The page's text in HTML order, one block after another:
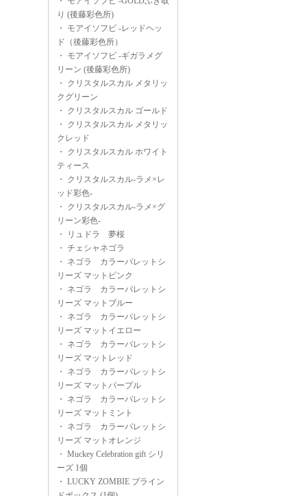
り (後藤彩色所)
・ モアイソフビ -レッドヘッ
ド（後藤彩色所）
・ モアイソフビ -ギガラメグ
リーン (後藤彩色所)
・ クリスタルスカル メタリッ
クグリーン
・ クリスタルスカル ゴールド
・ クリスタルスカル メタリッ
クレッド
・ クリスタルスカル ホワイト
ティース
・ クリスタルスカル-ラメ×レ
ッド彩色-
・ クリスタルスカル-ラメ×グ
リーン彩色-
・
リュドラ 夢桜
・ チェシャネゴラ
・ ネゴラ カラーパレットシ
リーズ マットピンク
・ ネゴラ カラーパレットシ
リーズ マットブルー
・ ネゴラ カラーパレットシ
リーズ マットイエロー
・ ネゴラ カラーパレットシ
リーズ マットレッド
・ ネゴラ カラーパレットシ
リーズ マットパープル
・ ネゴラ カラーパレットシ
リーズ マットミント
・ ネゴラ カラーパレットシ
リーズ マットオレンジ
・ Muckey Celebration gift シリ
ーズ 1個
・ LUCKY ZOMBIE ブライン